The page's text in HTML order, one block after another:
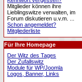
Mitglieder können ihre
Lieblingswitze verwalten, im
Forum diskutieren u.v.m. ...
Schon angemeldet?
Mitgliederliste
Für Ihre Homepage
Der Witz des Tages
Der Zufallswitz
Module für WP/Joomla
Logos, Banner, Links